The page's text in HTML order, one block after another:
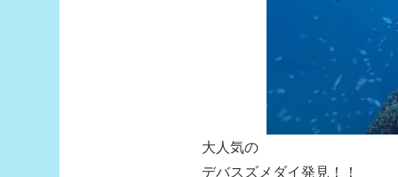
大人気の
デバスズメダイ発見！！